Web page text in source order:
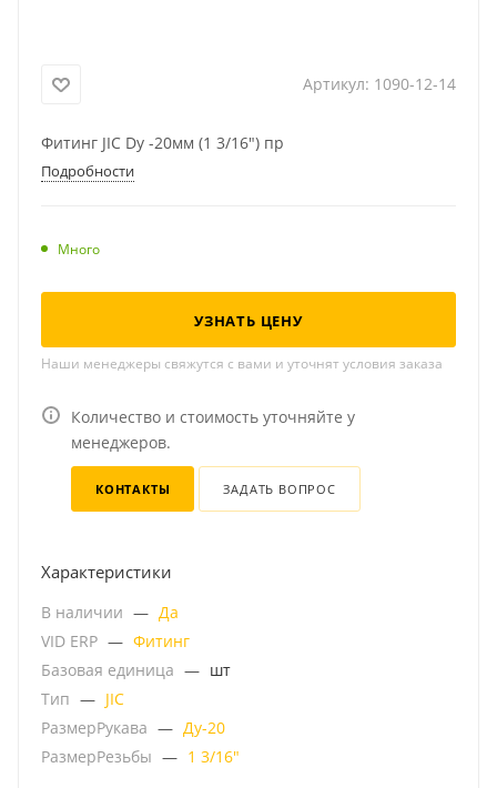
Артикул: 1090-12-14
Фитинг JIC Dу -20мм (1 3/16") пр
Подробности
Много
УЗНАТЬ ЦЕНУ
Наши менеджеры свяжутся с вами и уточнят условия заказа
Количество и стоимость уточняйте у
менеджеров.
КОНТАКТЫ ЗАДАТЬ ВОПРОС
Характеристики
В наличии — Да
VID ERP — Фитинг
Базовая единица — шт
Тип — JIC
РазмерРукава — Ду-20
РазмерРезьбы — 1 3/16"